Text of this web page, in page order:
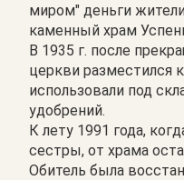
миром" деньги
каменный храм
В 1935 г. после
церкви разместился
использовали под
удобрений.
К лету 1991 года,
сестры, от храма
Обитель была